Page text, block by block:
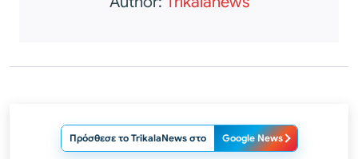
Πρόσθεσε το TrikalaNews στο Google News